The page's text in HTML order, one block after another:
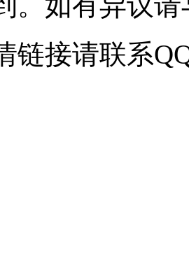
链接请联系